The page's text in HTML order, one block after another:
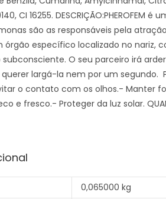
CI 16255. DESCRIÇÃO:PHEROFEM
são as responsáveis pela
específico localizado no nariz,
O seu parceiro irá
largá-la nem por um segundo.
o contato com os olhos.- Manter
e fresco.- Proteger da luz solar.
0,065000 kg